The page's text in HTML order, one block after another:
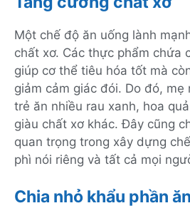
Một chế độ ăn uống lành
chất xơ. Các thực phẩm chứa
giúp cơ thể tiêu hóa tốt mà
giảm cảm giác đói. Do đó, mẹ
trẻ ăn nhiều rau xanh, hoa
giàu chất xơ khác. Đây cũng
quan trọng trong xây dựng
phì nói riêng và tất cả mọi
Chia nhỏ khẩu phần ăn